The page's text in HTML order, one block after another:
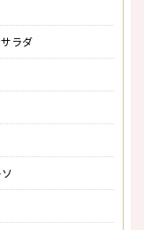
ラダ